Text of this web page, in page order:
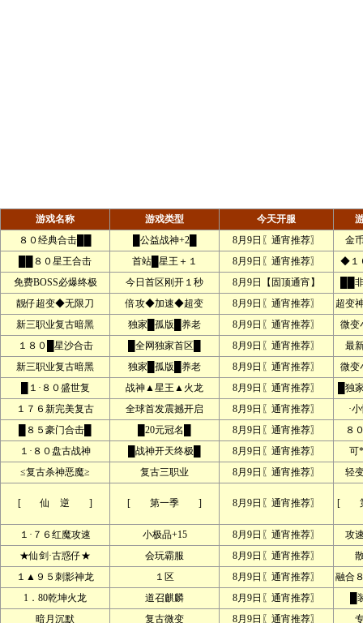
游戏名称 游戏类型 今天开服
８０经典合击██
█公益战神+2█ 8月9日〖通宵推荐〗
金
██８０星王合击
首站█星王＋１ 8月9日〖通宵推荐〗
◆１
免费BOSS必爆终极
今日首区刚开１秒 8月9日【固顶通宵】
██
靓仔超变◆无限刀
倍攻◆加速◆超变 8月9日〖通宵推荐〗
超变
新三职业复古暗黑
独家█孤版█养老 8月9日〖通宵推荐〗
微变
１８０█星沙合击
█全网独家首区█ 8月9日〖通宵推荐〗
最
新三职业复古暗黑
独家█孤版█养老 8月9日〖通宵推荐〗
微变
█１·８０盛世复
战神▲星王▲火龙 8月9日〖通宵推荐〗
█独
１７６新完美复古
全球首发震撼开启 8月9日〖通宵推荐〗
·
█８５豪门合击█
█20元冠名█ 8月9日〖通宵推荐〗
８
１·８０盘古战神
█战神开天终极█ 8月9日〖通宵推荐〗
可
≤复古杀神恶魔≥
复古三职业 8月9日〖通宵推荐〗 轻
[ 仙 逆 ] [ 第一季 ] 8月9日〖通宵推荐〗 [
１·７６红魔攻速 小极品+15 8月9日〖通宵推荐〗
攻
★仙剑·古惑仔★
会玩霸服 8月9日〖通宵推荐〗
１▲９５刺影神龙
１区 8月9日〖通宵推荐〗
融合
1．80乾坤火龙
道召麒麟 8月9日〖通宵推荐〗
█
暗月沉默
复古微变 8月9日〖通宵推荐〗